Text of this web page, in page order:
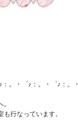
。・゜♪：。・゜♪：。・
行なっています。